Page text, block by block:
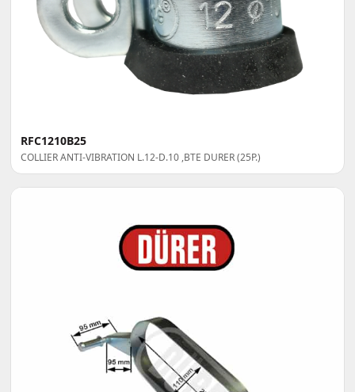
RFC1210B25
COLLIER ANTI-VIBRATION L.12-D.10 ,BTE DURER (25P.)